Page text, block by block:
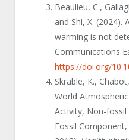
Beaulieu, C.,
and Shi, X. (2024).
warming is not
Communications
https://doi.org/
Skrable, K.,
World
Activity, Non-
Fossil